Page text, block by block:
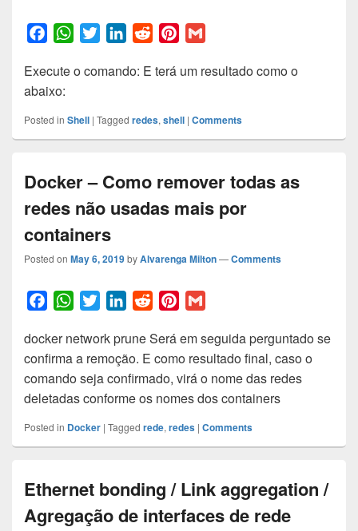
c
e
b
W
a
s
i
t
n
e
R
d
n
e
t
a
Execute o comando: E terá um resultado como o
abaixo:
Posted in Shell | Tagged redes, shell | Comments
Docker – Como remover todas as
redes não usadas mais por
containers
Posted on May 6, 2019byAlvarenga Milton—Comments
c
e
b
o
o
W
a
t
s
A
i
t
t
e
n
k
e
d
R
d
d
i
n
t
e
r
e
a
i
l
docker network prune Será em seguida perguntado se
confirma a remoção. E como resultado final, caso o
comando seja confirmado, virá o nome das redes
deletadas conforme os nomes dos containers
Posted in Docker | Tagged rede, redes | Comments
Ethernet bonding / Link aggregation /
Agregação de interfaces de rede